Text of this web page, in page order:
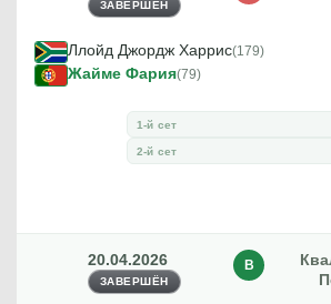
ЗАВЕРШЁН
Ллойд Джордж Харрис(179)
Жайме Фария(79)
1-й сет
2-й сет
20.04.2026
ЗАВЕРШЁН
В